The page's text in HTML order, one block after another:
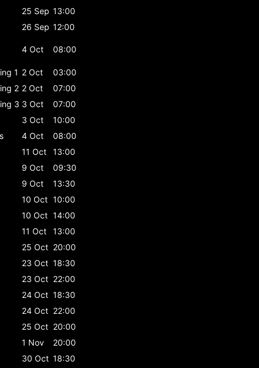
25 Sep 13:00
26 Sep 12:00
4 Oct 08:00
1 2 Oct
03:00
2 2 Oct
07:00
3 3 Oct
07:00
3 Oct
10:00
4 Oct
08:00
11 Oct
13:00
9 Oct
09:30
9 Oct
13:30
10 Oct 10:00
10 Oct 14:00
11 Oct
13:00
25 Oct 20:00
23 Oct 18:30
23 Oct 22:00
24 Oct 18:30
24 Oct 22:00
25 Oct 20:00
1 Nov
20:00
30 Oct 18:30